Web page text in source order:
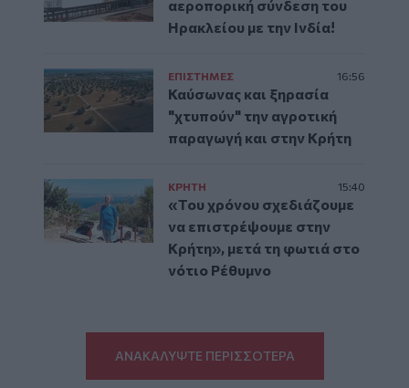
αεροπορική σύνδεση του
Ηρακλείου με την Ινδία!
ΕΠΙΣΤΗΜΕΣ 16:56
Καύσωνας και ξηρασία
"χτυπούν" την αγροτική
παραγωγή και στην Κρήτη
ΚΡΗΤΗ 15:40
«Του χρόνου σχεδιάζουμε
να επιστρέψουμε στην
Κρήτη», μετά τη φωτιά στο
νότιο Ρέθυμνο
ΑΝΑΚΑΛΥΨΤΕ ΠΕΡΙΣΣΟΤΕΡΑ